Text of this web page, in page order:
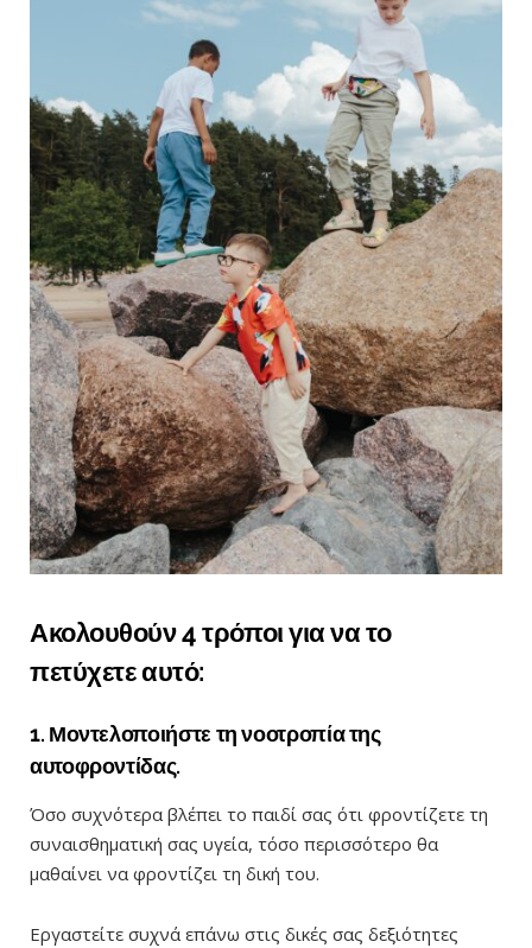
Ακολουθούν 4 τρόποι για να το
πετύχετε αυτό:
1. Μοντελοποιήστε τη νοοτροπία της
αυτοφροντίδας.
Όσο συχνότερα βλέπει το παιδί σας ότι φροντίζετε τη
συναισθηματική σας υγεία, τόσο περισσότερο θα
μαθαίνει να φροντίζει τη δική του.
Εργαστείτε συχνά επάνω στις δικές σας δεξιότητες